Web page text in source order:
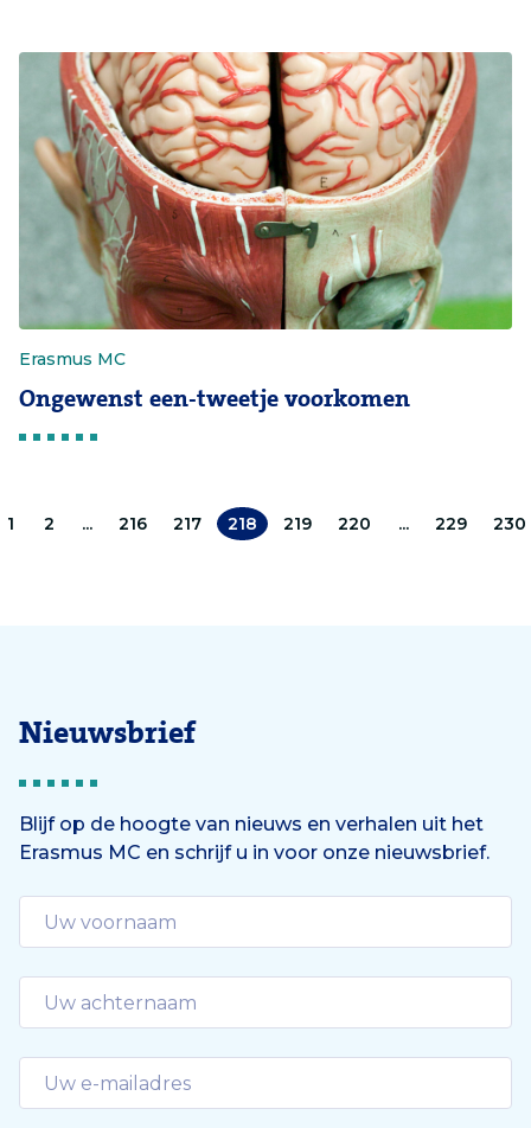
Erasmus MC
Ongewenst een-tweetje voorkomen
1 2 ... 216 217 218 219 220 ... 229 230
Nieuwsbrief
Blijf op de hoogte van nieuws en verhalen uit het
Erasmus MC en schrijf u in voor onze nieuwsbrief.